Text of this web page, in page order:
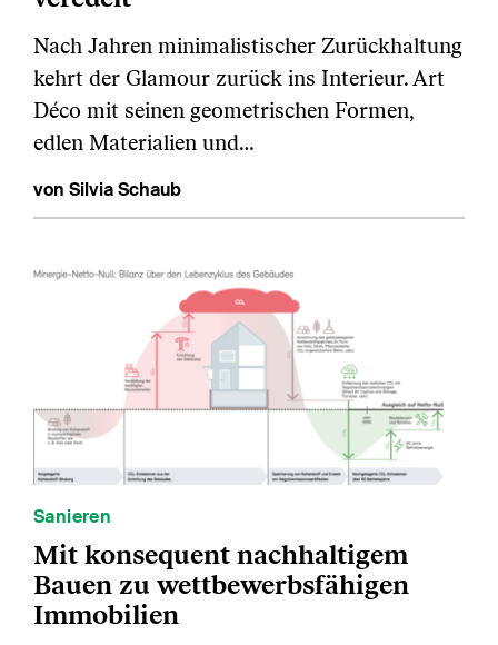
Nach Jahren minimalistischer Zurückhaltung
kehrt der Glamour zurück ins Interieur. Art
Déco mit seinen geometrischen Formen,
edlen Materialien und…
von Silvia Schaub
Sanieren
Mit konsequent nachhaltigem
Bauen zu wettbewerbsfähigen
Immobilien